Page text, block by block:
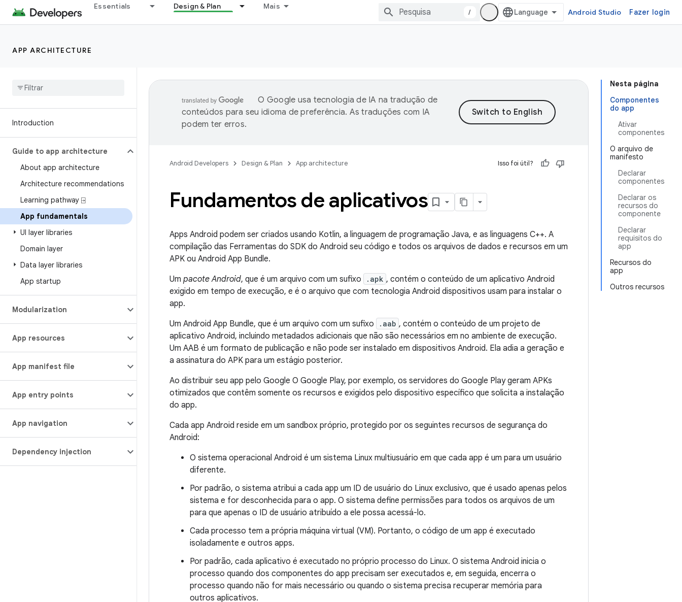
Essentials Design & Plan Mais
/ Android Studio Fazer login
APP ARCHITECTURE
Introduction
Guide to app architecture
About app architecture
Architecture recommendations
Learning pathway ⍈
App fundamentals
UI layer libraries
Domain layer
Data layer libraries
App startup
Modularization
App resources
App manifest file
App entry points
App navigation
Dependency injection
Nesta página
Componentes
do app
Ativar
componentes
O arquivo de
manifesto
Declarar
componentes
Declarar os
recursos do
componente
Declarar
requisitos do
app
Recursos do
app
Outros recursos
O Google usa tecnologia de IA na tradução de
conteúdos para seu idioma de preferência. As traduções com IA
podem ter erros.
Android Developers Design & Plan App architecture Isso foi útil?
Fundamentos de aplicativos
Apps Android podem ser criados usando Kotlin, a linguagem de programação Java, e as linguagens C++. A
compilação das Ferramentas do SDK do Android seu código e todos os arquivos de dados e recursos em um
APK ou Android App Bundle.
Um pacote Android, que é um arquivo com um sufixo .apk , contém o conteúdo de um aplicativo Android
exigido em tempo de execução, e é o arquivo que com tecnologia Android dispositivos usam para instalar o
app.
Um Android App Bundle, que é um arquivo com um sufixo
.aab , contém o conteúdo de um projeto de
aplicativo Android, incluindo metadados adicionais que não são necessários em no ambiente de execução.
Um AAB é um formato de publicação e não pode ser instalado em dispositivos Android. Ela adia a geração e
a assinatura do APK para um estágio posterior.
Ao distribuir seu app pelo Google O Google Play, por exemplo, os servidores do Google Play geram APKs
otimizados que contêm somente os recursos e exigidos pelo dispositivo específico que solicita a instalação
do app.
Cada app Android reside em um sandbox próprio, protegido por os seguintes recursos de segurança do
Android:
O sistema operacional Android é um sistema Linux multiusuário em que cada app é um para um usuário
diferente.
Por padrão, o sistema atribui a cada app um ID de usuário do Linux exclusivo, que é usado apenas pelos
sistema e for desconhecida para o app. O sistema define permissões para todos os arquivos de um
para que apenas o ID de usuário atribuído a ele possa acessá-lo.
Cada processo tem a própria máquina virtual (VM). Portanto, o código de um app é executado
isoladamente e outros apps.
Por padrão, cada aplicativo é executado no próprio processo do Linux. O sistema Android inicia o
processo quando dos componentes do app precisam ser executados e, em seguida, encerra o
processo quando não for mais necessário ou quando o sistema precisa recuperar memória para
outros aplicativos.